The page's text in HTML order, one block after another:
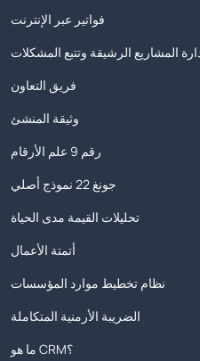
فواتير عبر الإنترنت
المشاريع الرشيقة وتتبع المشكلات
فريق التعاون
وثيقة المنشئ
رقم 9 علم الأرقام
جونغ 22 نموذج أصلي
تحليلات القيمة مدى الحياة
أتمتة الأعمال
نظام تخطيط موارد المؤسسات
الضريبة الأرمنية المتكاملة
ما هو CRM؟